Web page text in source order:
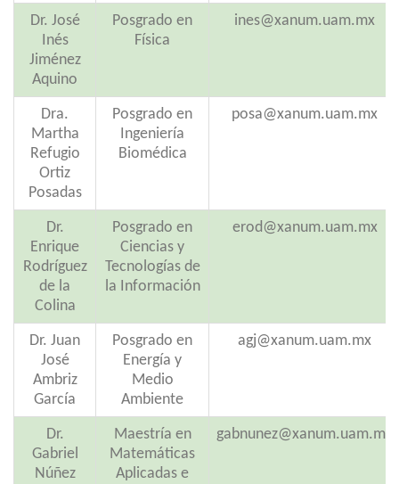
Dr. José
Inés
Jiménez
Aquino
Posgrado en
Física
ines@xanum.uam.mx
Dra.
Martha
Refugio
Ortiz
Posadas
Posgrado en
Ingeniería
Biomédica
posa@xanum.uam.mx
Dr.
Enrique
Rodríguez
de la
Colina
Posgrado en
Ciencias y
Tecnologías de
la Información
erod@xanum.uam.mx
Dr. Juan
José
Ambriz
García
Posgrado en
Energía y
Medio
Ambiente
agj@xanum.uam.mx
Dr.
Gabriel
Núñez
Maestría en
Matemáticas
Aplicadas e
gabnunez@xanum.uam.mx